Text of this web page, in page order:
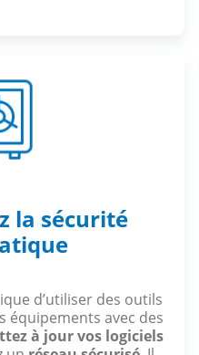
la sécurité
d’utiliser des outils
équipements avec des
à jour vos logiciels